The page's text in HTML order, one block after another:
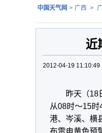
中国天气网 > 广西 >
近
2012-04-19 11:10:49
昨天（18
从08时～15
港、岑溪、横
布雷电黄色预